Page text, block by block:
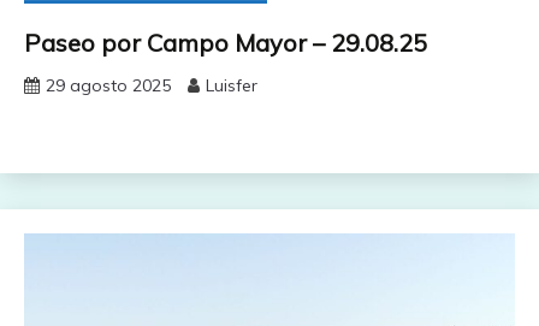
Paseo por Campo Mayor – 29.08.25
29 agosto 2025 Luisfer